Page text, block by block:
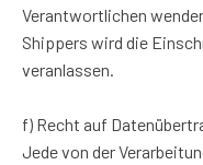
Verantwortlichen
Shippers wird die
veranlassen.
f) Recht auf
Jede von der